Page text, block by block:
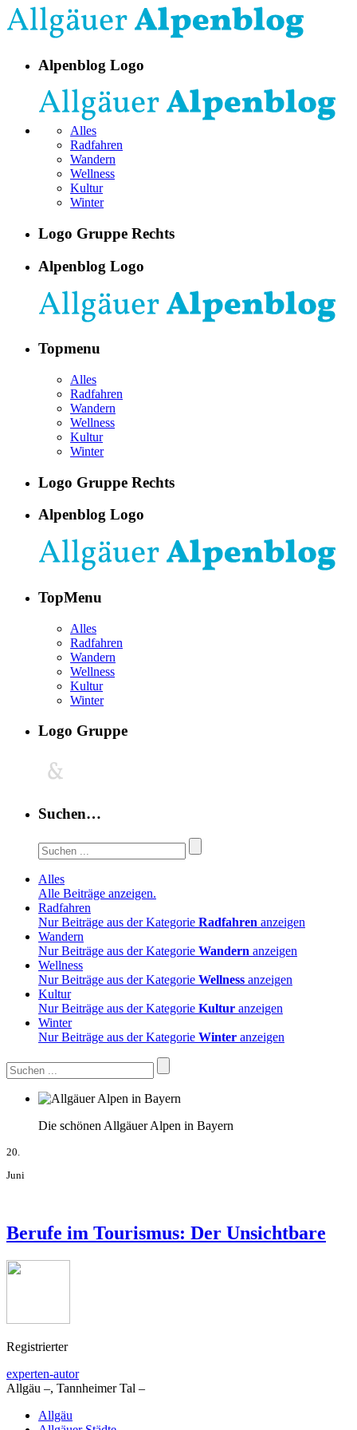
Alpenblog Logo
Alles
Radfahren
Wandern
Wellness
Kultur
Winter
Logo Gruppe Rechts
Alpenblog Logo
Topmenu
Alles
Radfahren
Wandern
Wellness
Kultur
Winter
Logo Gruppe Rechts
Alpenblog Logo
TopMenu
Alles
Radfahren
Wandern
Wellness
Kultur
Winter
Logo Gruppe
Suchen…
Alles
Alle Beiträge anzeigen.
Radfahren
Nur Beiträge aus der Kategorie Radfahren anzeigen
Wandern
Nur Beiträge aus der Kategorie Wandern anzeigen
Wellness
Nur Beiträge aus der Kategorie Wellness anzeigen
Kultur
Nur Beiträge aus der Kategorie Kultur anzeigen
Winter
Nur Beiträge aus der Kategorie Winter anzeigen
Die schönen Allgäuer Alpen in Bayern
20.
Juni
Berufe im Tourismus: Der Unsichtbare
Registrierter
experten-autor
Allgäu –, Tannheimer Tal –
Allgäu